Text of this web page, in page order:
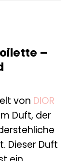
–
von DIOR
Duft, der
Dieser Duft